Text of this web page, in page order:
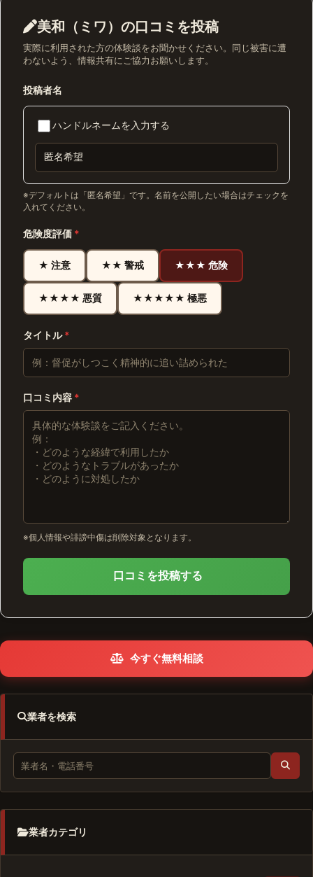
美和（ミワ）の口コミを投稿
実際に利用された方の体験談をお聞かせください。同じ被害に遭
わないよう、情報共有にご協力お願いします。
投稿者名
ハンドルネームを入力する
※デフォルトは「匿名希望」です。名前を公開したい場合はチェックを
入れてください。
危険度評価 *
★ 注意 ★★ 警戒 ★★★ 危険
★★★★ 悪質 ★★★★★ 極悪
タイトル*
口コミ内容 *
※個人情報や誹謗中傷は削除対象となります。
口コミを投稿する
今すぐ無料相談
業者を検索
業者カテゴリ